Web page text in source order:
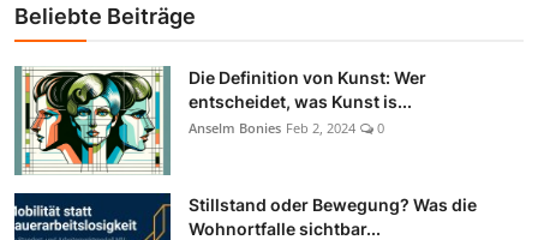
Beliebte Beiträge
Die Definition von Kunst: Wer
entscheidet, was Kunst is...
Anselm Bonies Feb 2, 2024 0
Stillstand oder Bewegung? Was die
Wohnortfalle sichtbar...